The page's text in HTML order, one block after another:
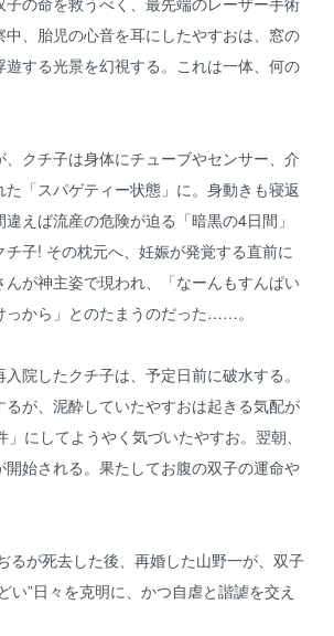
中、胎児の心音を耳にしたやすおは、窓の
する光景を幻視する。これは一体、何の
クチ子は身体にチューブやセンサー、介
「スパゲティー状態」に。身動きも寝返
えば流産の危険が迫る「暗黒の4日間」
子! その枕元へ、妊娠が発覚する直前に
が神主姿で現われ、「なーんもすんぱい
っから」とのたまうのだった……。
院したクチ子は、予定日前に破水する。
が、泥酔していたやすおは起きる気配が
にしてようやく気づいたやすお。翌朝、
開始される。果たしてお腹の双子の運命や
るが死去した後、再婚した山野一が、双子
い”日々を克明に、かつ自虐と諧謔を交え